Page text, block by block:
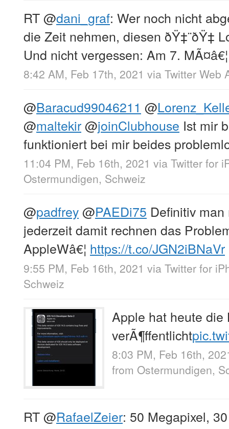
RT@dani_graf: Wer noch nicht
die Zeit nehmen, diesen ðŸ‡¨ðŸ‡­
Und nicht vergessen: Am 7. MÃ¤â€¦
8:42 AM, Feb 17th, 2021 via Twitter Web
@Baracud99046211 @
@maltekir@joinClubhouse Ist mir
funktioniert bei mir beides
11:04 PM, Feb 16th, 2021 via Twitter for
Ostermundigen, Schweiz
@padfrey@PAEDi75 Definitiv
jederzeit damit rechnen das
AppleWâ€¦ https://t.co/JGN2iBNaVr
9:55 PM, Feb 16th, 2021 via Twitter for
Schweiz
Apple hat heute
verÃ¶ffentlicht
8:03 PM, Feb 16th,
from Ostermundigen,
RT@RafaelZeier: 50 Megapixel,